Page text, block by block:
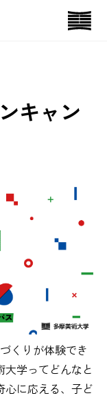
キャン
くりが体験でき
学ってどんなと
心に応える、子ど